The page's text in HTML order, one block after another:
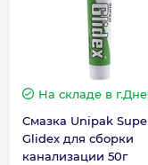
На складе в
Смазка Unipak
Glidex для сборки
канализации 50г